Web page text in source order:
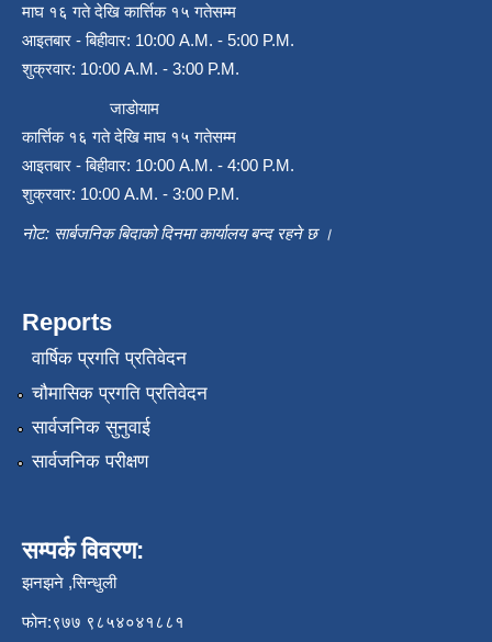
माघ १६ गते देखि कार्त्तिक १५ गतेसम्म
आइतबार - बिहीवार: 10:00 A.M. - 5:00 P.M.
शुक्रवार: 10:00 A.M. - 3:00 P.M.
जाडोयाम
कार्त्तिक १६ गते देखि माघ १५ गतेसम्म
आइतबार - बिहीवार: 10:00 A.M. - 4:00 P.M.
शुक्रवार: 10:00 A.M. - 3:00 P.M.
नोट: सार्बजनिक बिदाको दिनमा कार्यालय बन्द रहने छ ।
Reports
वार्षिक प्रगति प्रतिवेदन
चौमासिक प्रगति प्रतिवेदन
सार्वजनिक सुनुवाई
सार्वजनिक परीक्षण
सम्पर्क विवरण:
झनझने ,सिन्धुली
फोन:९७७ ९८५४०४१८८१